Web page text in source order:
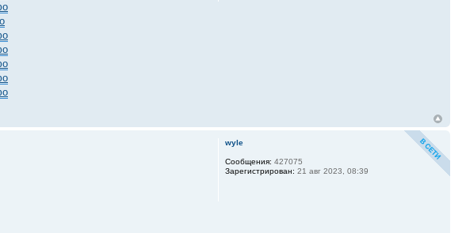
wyle
Сообщения: 427075
Зарегистрирован: 21 авг 2023, 08:39